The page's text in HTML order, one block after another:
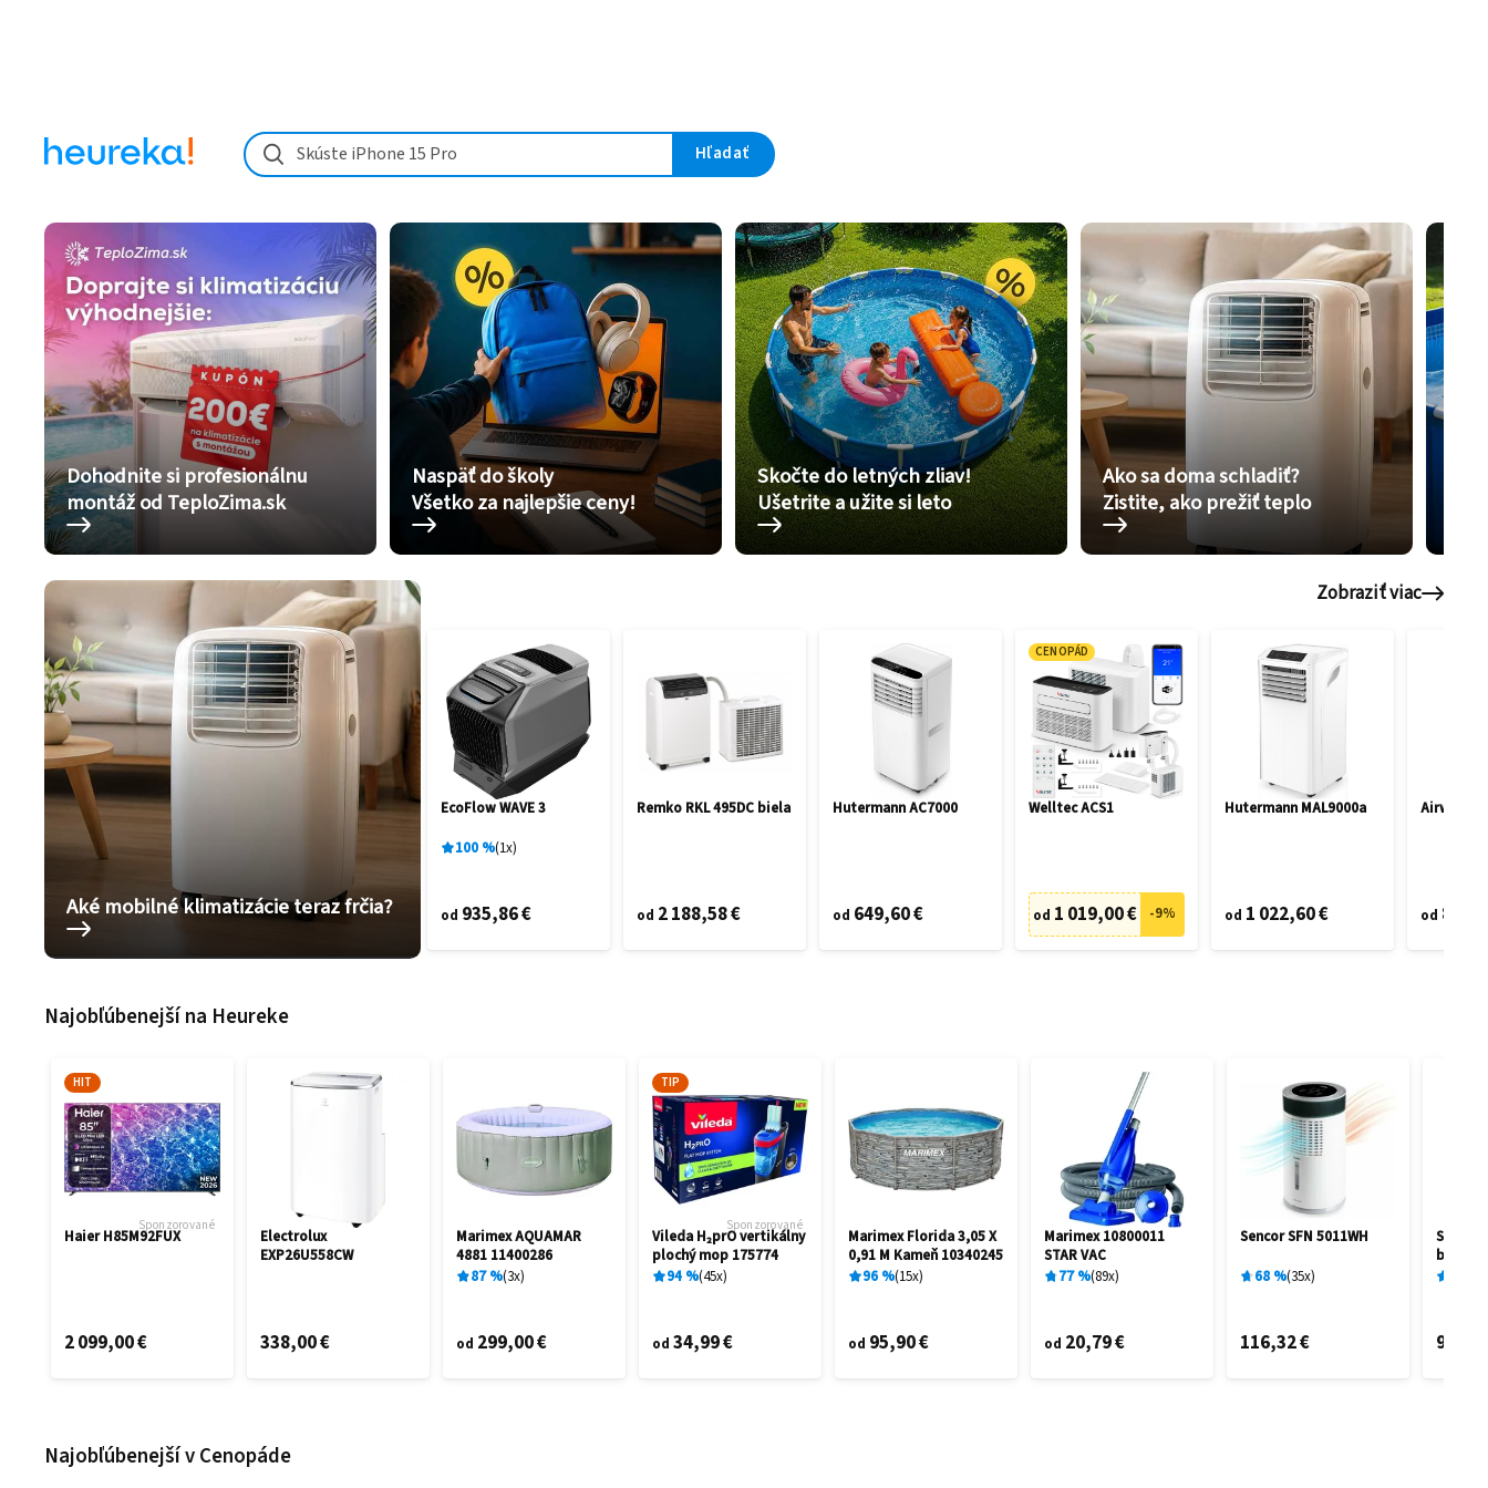
Skúste iPhone 15 Pro Hľadať
Dohodnite si profesionálnu
montáž od TeploZima.sk
Naspäť do školy
Všetko za najlepšie ceny!
Skočte do letných zliav!
Ušetrite a užite si leto
Ako sa doma schladiť?
Zistite, ako prežiť teplo
Aké mobilné klimatizácie teraz frčia?
Zobraziť viac
EcoFlow WAVE 3
100 % 1x
od 935,86 €
Remko RKL 495DC biela
od 2 188,58 €
Hutermann AC7000
od 649,60 €
CENOPÁD
Welltec ACS1
od 1 019,00 € -9%
Hutermann MAL9000a
od 1 022,60 €
Airwell
od
Najobľúbenejší na Heureke
HIT
Sponzorované
Haier H85M92FUX
2 099,00 €
Electrolux
EXP26U558CW
338,00 €
Marimex AQUAMAR
4881 11400286
87% 3x
od 299,00 €
TIP
Sponzorované
Vileda H₂prO vertikálny
plochý mop 175774
94% 45x
od 34,99 €
Marimex Florida 3,05 X
0,91 M Kameň 10340245
96 % 15x
od 95,90 €
Marimex 10800011
STAR VAC
77% 89x
od 20,79 €
Sencor SFN 5011WH
68 % 35x
116,32 €
biela
99,99
Najobľúbenejší v Cenopáde